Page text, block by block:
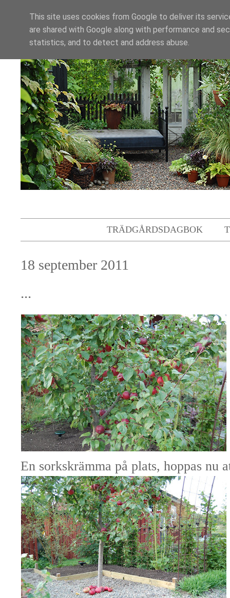
TRÄDGÅRDSDAGBOK
18 september 2011
...
En sorkskrämma på plats, hoppas nu
This site uses cookies from Google to deliver its
are shared with Google along with performance and
statistics, and to detect and address abuse.